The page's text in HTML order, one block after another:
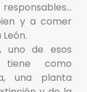
y a comer
uno de esos
tiene como
una planta